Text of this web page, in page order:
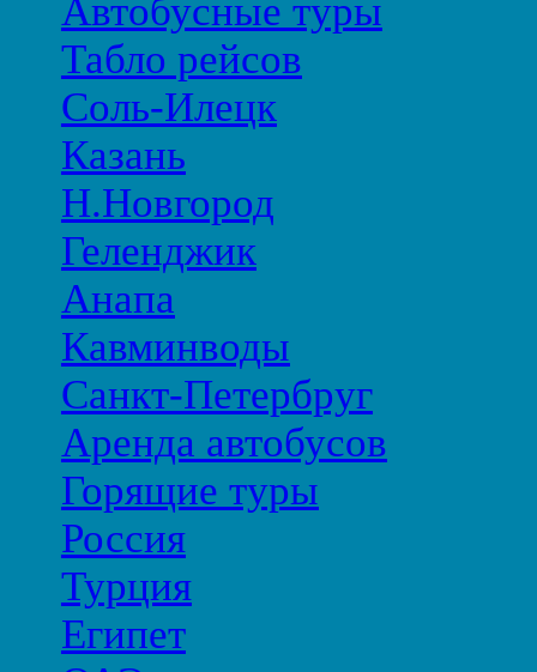
Автобусные туры
Табло рейсов
Соль-Илецк
Казань
Н.Новгород
Геленджик
Анапа
Кавминводы
Санкт-Петербруг
Аренда автобусов
Горящие туры
Россия
Турция
Египет